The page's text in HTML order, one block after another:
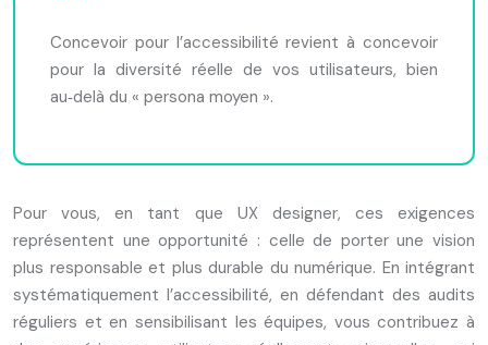
Concevoir pour l’accessibilité revient à concevoir
pour la diversité réelle de vos utilisateurs, bien
au‑delà du « persona moyen ».
Pour vous, en tant que UX designer, ces exigences
représentent une opportunité : celle de porter une vision
plus responsable et plus durable du numérique. En intégrant
systématiquement l’accessibilité, en défendant des audits
réguliers et en sensibilisant les équipes, vous contribuez à